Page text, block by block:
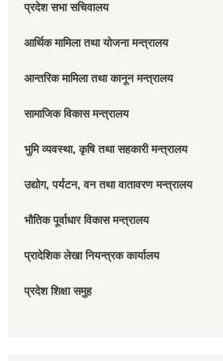
प्रदेश सभा सचिवालय
आर्थिक मामिला तथा योजना मन्त्रालय
आन्तरिक मामिला तथा कानून मन्त्रालय
सामाजिक विकास मन्त्रालय
भुमि व्यवस्था, कृषि तथा सहकारी मन्त्रालय
उद्योग, पर्यटन, वन तथा वातावरण मन्त्रालय
भौतिक पूर्वाधार विकास मन्त्रालय
प्रादेशिक लेखा नियन्त्रक कार्यालय
प्रदेश शिक्षा समुह